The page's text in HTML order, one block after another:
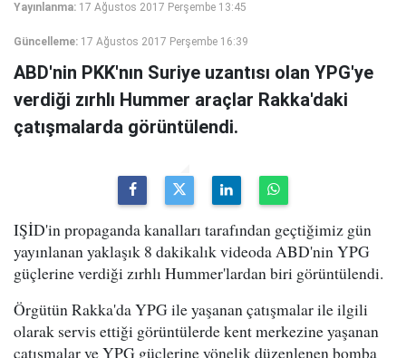
Yayınlanma: 17 Ağustos 2017 Perşembe 13:45
Güncelleme: 17 Ağustos 2017 Perşembe 16:39
ABD'nin PKK'nın Suriye uzantısı olan YPG'ye
verdiği zırhlı Hummer araçlar Rakka'daki
çatışmalarda görüntülendi.
IŞİD'in propaganda kanalları tarafından geçtiğimiz gün
yayınlanan yaklaşık 8 dakikalık videoda ABD'nin YPG
güçlerine verdiği zırhlı Hummer'lardan biri görüntülendi.
Örgütün Rakka'da YPG ile yaşanan çatışmalar ile ilgili
olarak servis ettiği görüntülerde kent merkezine yaşanan
çatışmalar ve YPG güçlerine yönelik düzenlenen bomba